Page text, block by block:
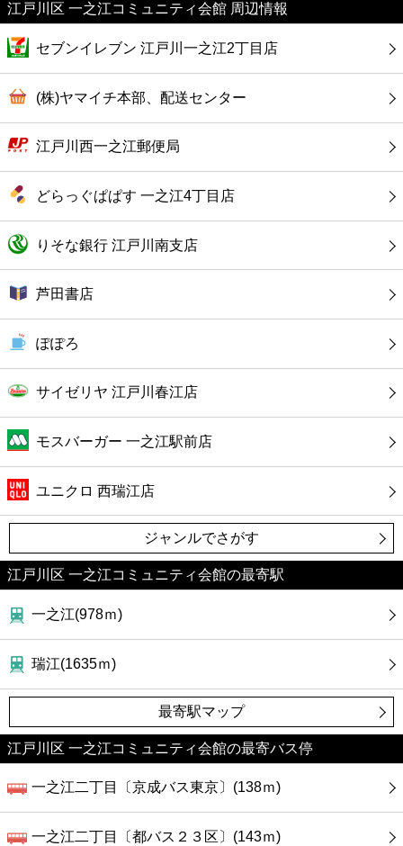
ファミレス
ファーストフード
ショッピング
銀行
公共
病院
江戸川区 一之江コミュニティ会館 周辺情報
セブンイレブン 江戸川一之江2丁目店
(株)ヤマイチ本部、配送センター
江戸川西一之江郵便局
どらっぐぱぱす 一之江4丁目店
りそな銀行 江戸川南支店
芦田書店
ぽぽろ
サイゼリヤ 江戸川春江店
モスバーガー 一之江駅前店
ユニクロ 西瑞江店
ジャンルでさがす
江戸川区 一之江コミュニティ会館の最寄駅
一之江(978ｍ)
瑞江(1635ｍ)
最寄駅マップ
江戸川区 一之江コミュニティ会館の最寄バス停
一之江二丁目〔京成バス東京〕(138ｍ)
一之江二丁目〔都バス２３区〕(143ｍ)